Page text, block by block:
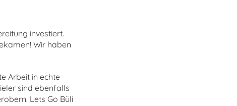
investiert.
Wir haben
Arbeit in echte
sind ebenfalls
Lets Go Büli